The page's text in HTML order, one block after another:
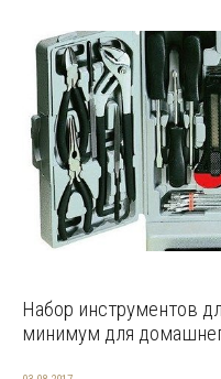
Набор инструментов
минимум для